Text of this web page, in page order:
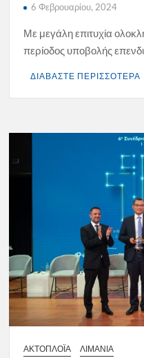
6 Φεβρουαρίου, 2024
Με μεγάλη επιτυχία
περίοδος υποβολής
ΔΙΑΒΑΣΤΕ ΠΕΡΙΣΣΟΤΕΡΑ
ΑΚΤΟΠΛΟΪΑ ΛΙΜΑΝΙΑ